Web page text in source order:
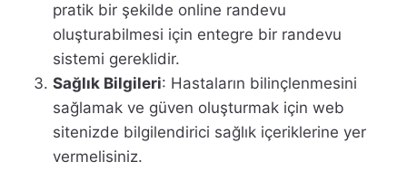
pratik bir şekilde online randevu
oluşturabilmesi için entegre bir randevu
sistemi gereklidir.
Sağlık Bilgileri: Hastaların bilinçlenmesini
sağlamak ve güven oluşturmak için web
sitenizde bilgilendirici sağlık içeriklerine yer
vermelisiniz.